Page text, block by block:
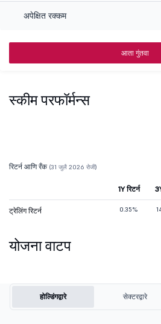
अपेक्षित रक्कम
आता गुंतवा
स्कीम परफॉर्मन्स
रिटर्न आणि रँक (31 जुलै 2026 रोजी)
1Y रिटर्न
ट्रेलिंग रिटर्न 0.35%
योजना वाटप
होल्डिंगद्वारे सेक्टरद्वारे